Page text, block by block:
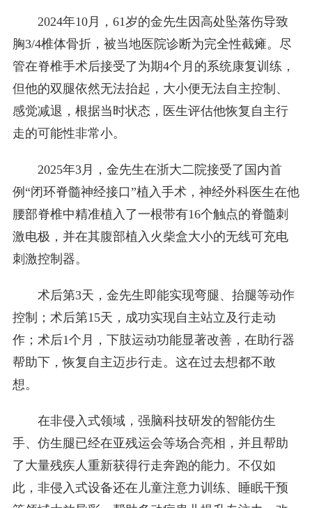
2024年10月，61岁的金先生因高处坠落伤导致
胸3/4椎体骨折，被当地医院诊断为完全性截瘫。尽
管在脊椎手术后接受了为期4个月的系统康复训练，
但他的双腿依然无法抬起，大小便无法自主控制、
感觉减退，根据当时状态，医生评估他恢复自主行
走的可能性非常小。
2025年3月，金先生在浙大二院接受了国内首
例“闭环脊髓神经接口”植入手术，神经外科医生在他
腰部脊椎中精准植入了一根带有16个触点的脊髓刺
激电极，并在其腹部植入火柴盒大小的无线可充电
刺激控制器。
术后第3天，金先生即能实现弯腿、抬腿等动作
控制；术后第15天，成功实现自主站立及行走动
作；术后1个月，下肢运动功能显著改善，在助行器
帮助下，恢复自主迈步行走。这在过去想都不敢
想。
在非侵入式领域，强脑科技研发的智能仿生
手、仿生腿已经在亚残运会等场合亮相，并且帮助
了大量残疾人重新获得行走奔跑的能力。不仅如
此，非侵入式设备还在儿童注意力训练、睡眠干预